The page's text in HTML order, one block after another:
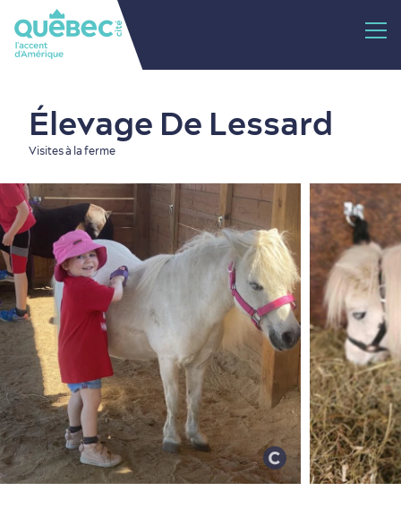
Vieux-Québec
Incontournables
7 expériences gourmandes
Où dormir?
Forfaits et rabais
Élevage De Lessard
Visites à la ferme